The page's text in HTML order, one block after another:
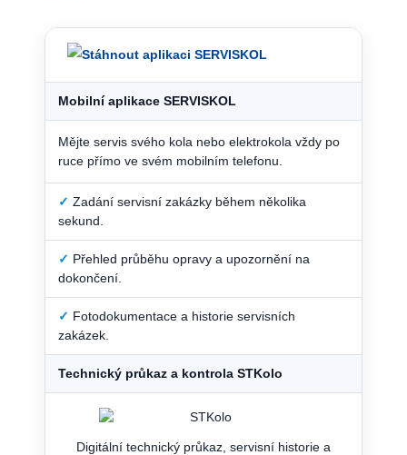
Mobilní aplikace SERVISKOL
Mějte servis svého kola nebo elektrokola vždy po
ruce přímo ve svém mobilním telefonu.
✓ Zadání servisní zakázky během několika
sekund.
✓ Přehled průběhu opravy a upozornění na
dokončení.
✓ Fotodokumentace a historie servisních
zakázek.
Technický průkaz a kontrola STKolo
Digitální technický průkaz, servisní historie a